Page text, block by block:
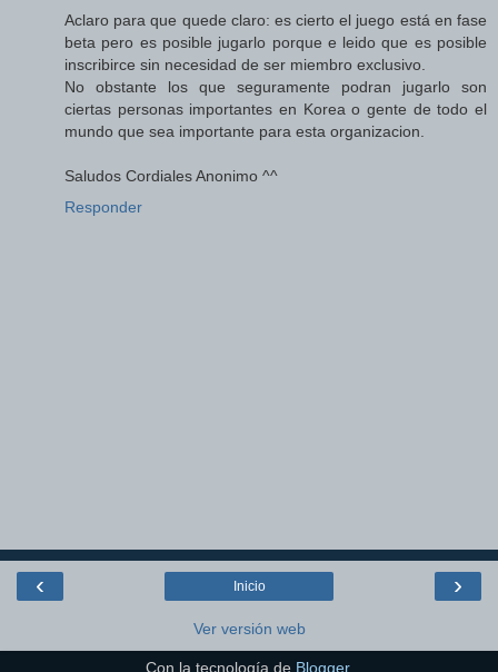
Aclaro para que quede claro: es cierto el juego está en fase
beta pero es posible jugarlo porque e leido que es posible
inscribirce sin necesidad de ser miembro exclusivo.
No obstante los que seguramente podran jugarlo son
ciertas personas importantes en Korea o gente de todo el
mundo que sea importante para esta organizacion.
Saludos Cordiales Anonimo ^^
Responder
‹ ›
Inicio
Ver versión web
Con la tecnología de Blogger.